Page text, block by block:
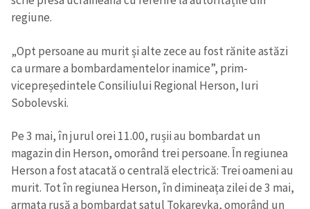
regiune.
„Opt persoane au murit și alte zece au fost rănite astăzi
ca urmare a bombardamentelor inamice”, prim-
vicepreședintele Consiliului Regional Herson, Iuri
Sobolevski.
Pe 3 mai, în jurul orei 11.00, rușii au bombardat un
magazin din Herson, omorând trei persoane. În regiunea
Herson a fost atacată o centrală electrică: Trei oameni au
murit. Tot în regiunea Herson, în dimineața zilei de 3 mai,
armata rusă a bombardat satul Tokarevka, omorând un